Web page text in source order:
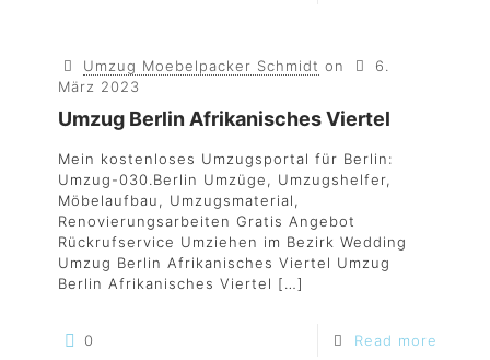
Umzug Moebelpacker Schmidt on
6.
März 2023
Umzug Berlin Afrikanisches Viertel
Mein kostenloses Umzugsportal für Berlin:
Umzug-030.Berlin Umzüge, Umzugshelfer,
Möbelaufbau, Umzugsmaterial,
Renovierungsarbeiten Gratis Angebot
Rückrufservice Umziehen im Bezirk Wedding
Umzug Berlin Afrikanisches Viertel Umzug
Berlin Afrikanisches Viertel […]
0 Read more